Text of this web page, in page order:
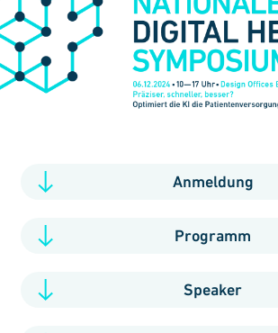
Anmeldung
Programm
Speaker